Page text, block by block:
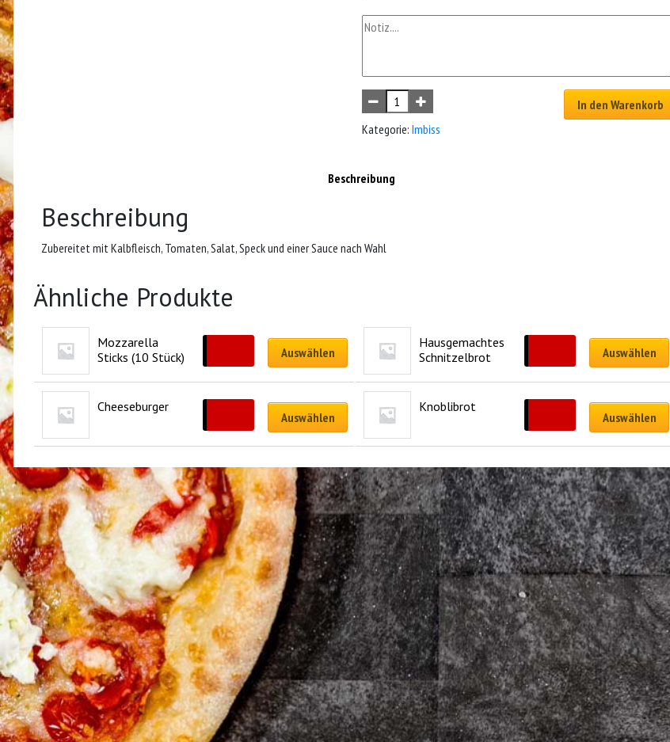
In den Warenkorb
Kategorie: Imbiss
Beschreibung
Beschreibung
Zubereitet mit Kalbfleisch, Tomaten, Salat, Speck und einer Sauce nach Wahl
Ähnliche Produkte
Mozzarella
Sticks (10 Stück)
Auswählen
Hausgemachtes
Schnitzelbrot
Auswählen
Cheeseburger
Auswählen
Knoblibrot
Auswählen